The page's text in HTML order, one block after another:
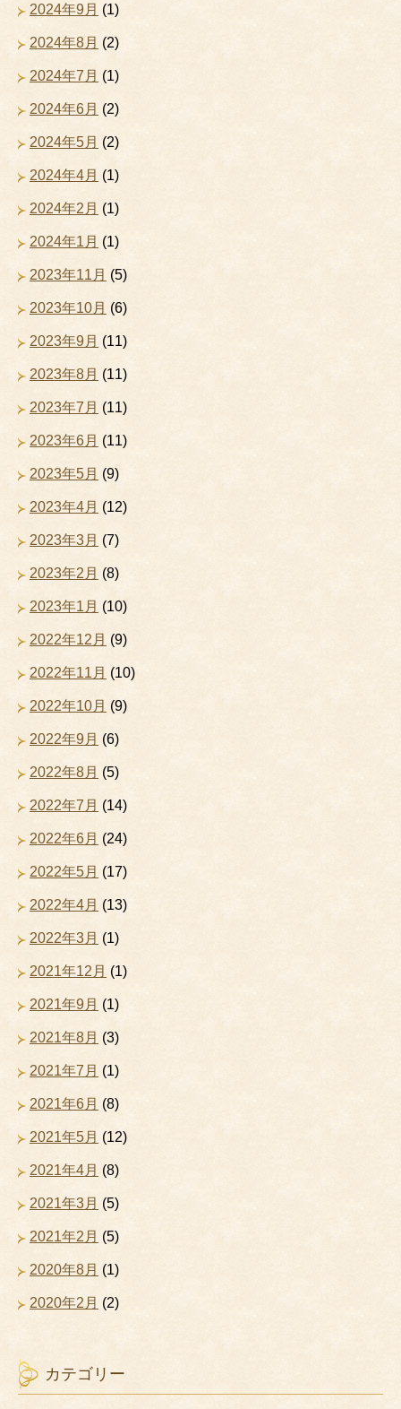
2024年9月 (1)
2024年8月 (2)
2024年7月 (1)
2024年6月 (2)
2024年5月 (2)
2024年4月 (1)
2024年2月 (1)
2024年1月 (1)
2023年11月 (5)
2023年10月 (6)
2023年9月 (11)
2023年8月 (11)
2023年7月 (11)
2023年6月 (11)
2023年5月 (9)
2023年4月 (12)
2023年3月 (7)
2023年2月 (8)
2023年1月 (10)
2022年12月 (9)
2022年11月 (10)
2022年10月 (9)
2022年9月 (6)
2022年8月 (5)
2022年7月 (14)
2022年6月 (24)
2022年5月 (17)
2022年4月 (13)
2022年3月 (1)
2021年12月 (1)
2021年9月 (1)
2021年8月 (3)
2021年7月 (1)
2021年6月 (8)
2021年5月 (12)
2021年4月 (8)
2021年3月 (5)
2021年2月 (5)
2020年8月 (1)
2020年2月 (2)
カテゴリー